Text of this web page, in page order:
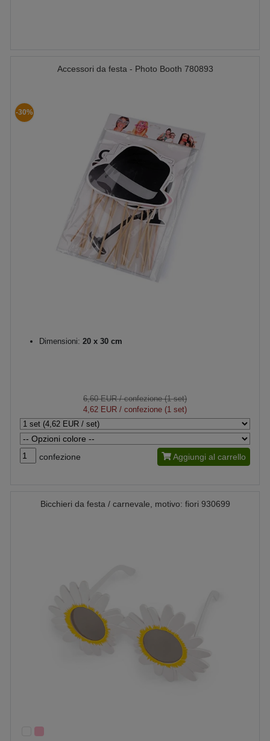
Accessori da festa - Photo Booth 780893
-30%
Dimensioni: 20 x 30 cm
6,60 EUR/ confezione (1 set)
4,62 EUR / confezione (1 set)
confezione Aggiungi al carrello
Bicchieri da festa / carnevale, motivo: fiori 930699